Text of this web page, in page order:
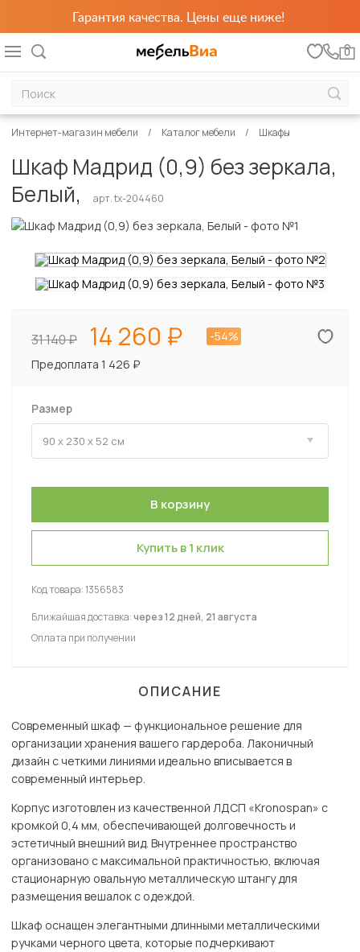
Гарантия качества. Цены еще ниже!
0
Интернет-магазин мебели Каталог мебели Шкафы
Шкаф Мадрид (0,9) без зеркала,
Белый,
арт. tx-204460
31 140 14 260
-54%
Предоплата 1 426 ₽
Размер
Купить в 1 клик
Код товара:1356583
Ближайшая доставка:через 12 дней, 21 августа
Оплата при получении
ОПИСАНИЕ
Современный шкаф — функциональное решение для
организации хранения вашего гардероба. Лаконичный
дизайн с четкими линиями идеально вписывается в
современный интерьер.
Корпус изготовлен из качественной ЛДСП «Kronospan» с
кромкой 0,4 мм, обеспечивающей долговечность и
эстетичный внешний вид. Внутреннее пространство
организовано с максимальной практичностью, включая
стационарную овальную металлическую штангу для
размещения вешалок с одеждой.
Шкаф оснащен элегантными длинными металлическими
ручками черного цвета, которые подчеркивают